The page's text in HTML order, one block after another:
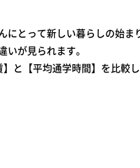
とって新しい暮らしの始ま
が見られます。
と【平均通学時間】を比較